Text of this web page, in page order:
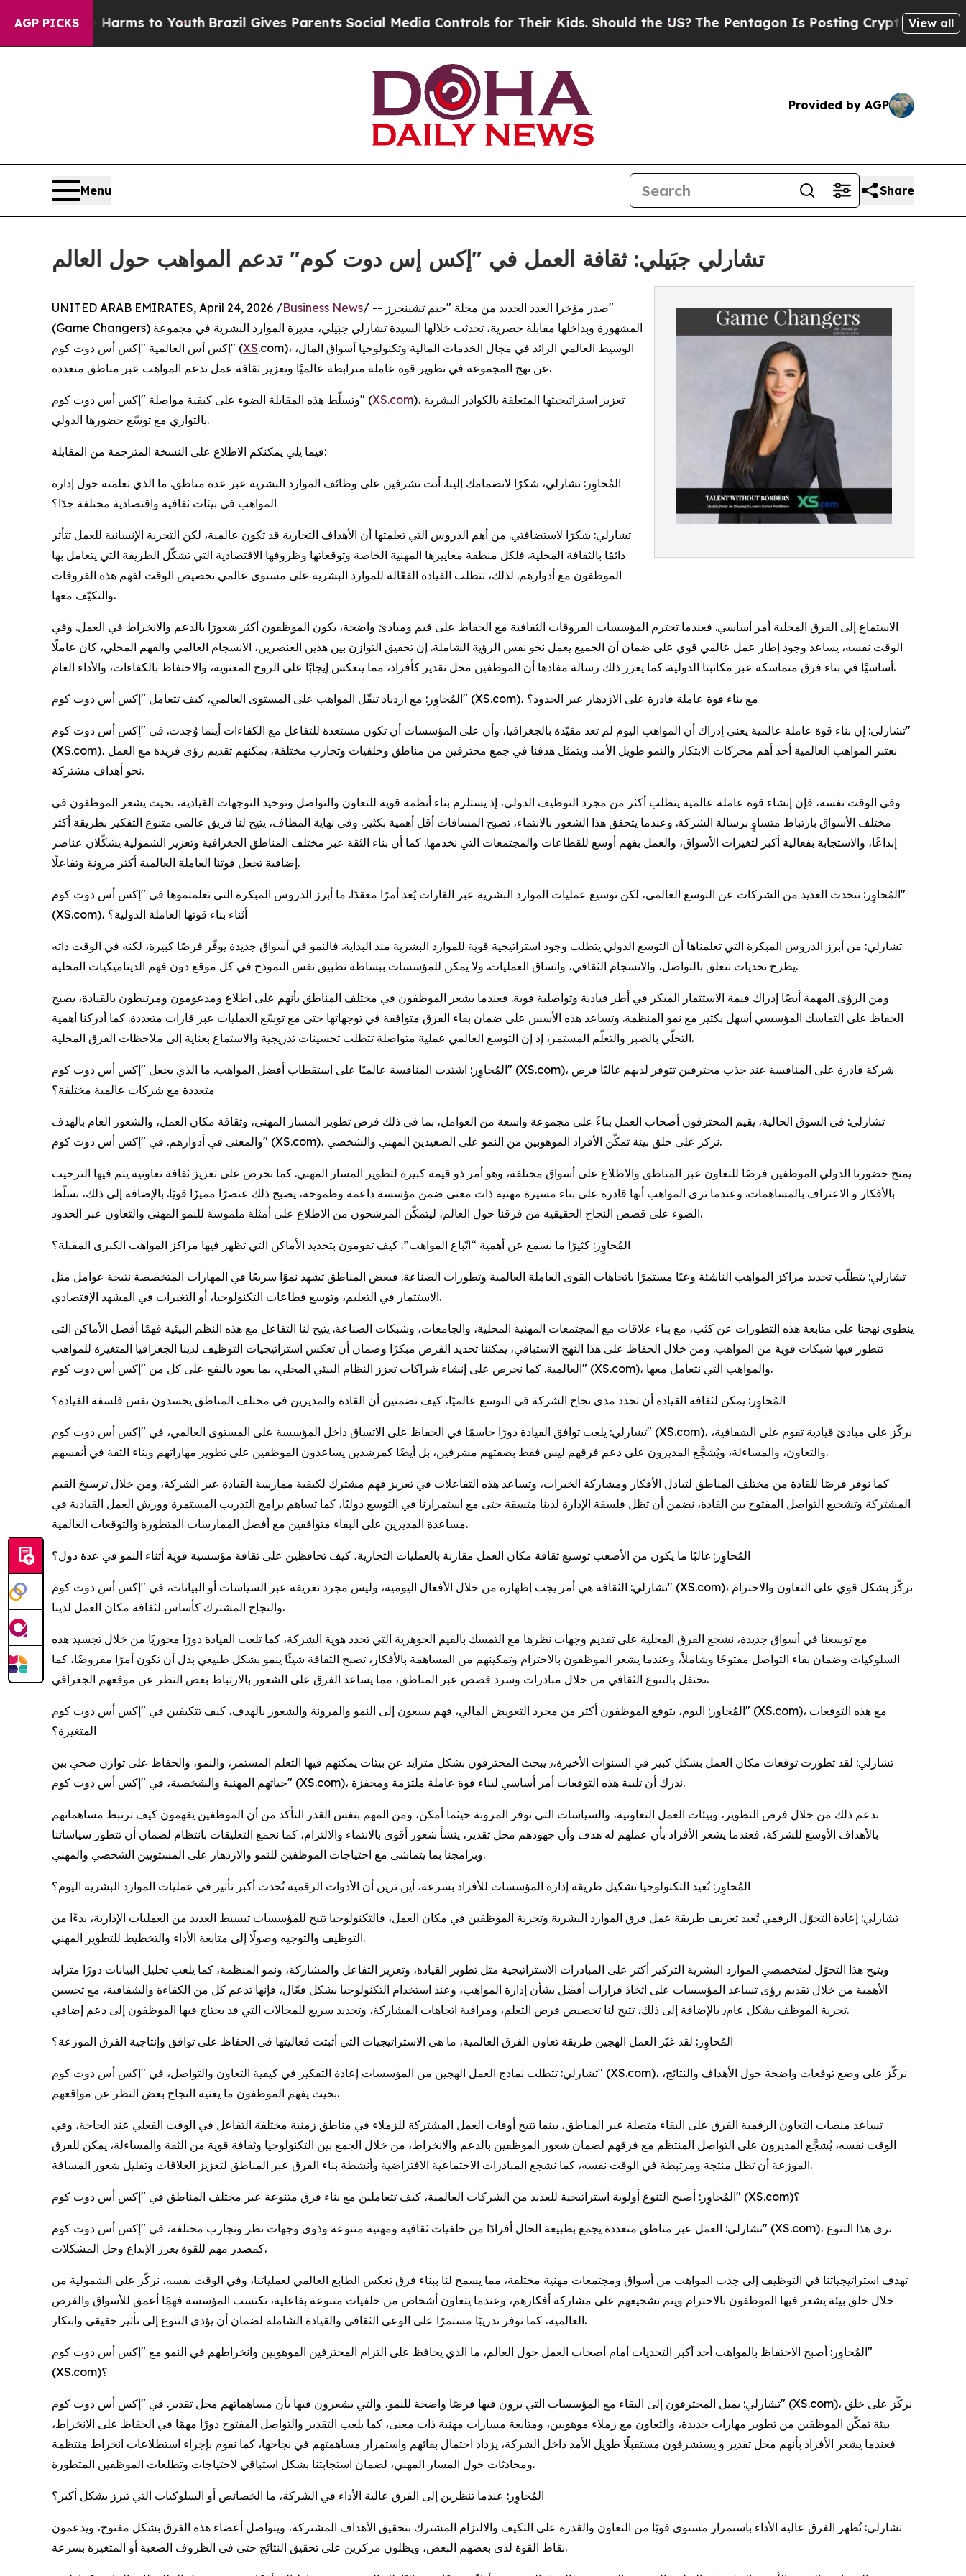
AGP PICKS
Harms to YouthBrazil Gives Parents Social Media Controls for Their Kids. Should the US?The Pentagon Is Posting Cryptic Biblical Messages on
View all
Provided by AGP
Menu Share
تشارلي جبَيلي: ثقافة العمل في "إكس إس دوت كوم" تدعم المواهب حول العالم
UNITED ARAB EMIRATES, April 24, 2026 /Business News/ -- صدر مؤخرا العدد الجديد من مجلة "جيم تشينجرز"
(Game Changers) المشهورة وبداخلها مقابلة حصرية، تحدثت خلالها السيدة تشارلي جبَيلي، مديرة الموارد البشرية في مجموعة
إكس أس العالمية "إكس أس دوت كوم" (XS.com)، الوسيط العالمي الرائد في مجال الخدمات المالية وتكنولوجيا أسواق المال،
عن نهج المجموعة في تطوير قوة عاملة مترابطة عالميًا وتعزيز ثقافة عمل تدعم المواهب عبر مناطق متعددة.
وتسلّط هذه المقابلة الضوء على كيفية مواصلة "إكس أس دوت كوم" (XS.com)، تعزيز استراتيجيتها المتعلقة بالكوادر البشرية
بالتوازي مع توسّع حضورها الدولي.
فيما يلي يمكنكم الاطلاع على النسخة المترجمة من المقابلة:
المُحاوِر: تشارلي، شكرًا لانضمامك إلينا. أنت تشرفين على وظائف الموارد البشرية عبر عدة مناطق. ما الذي تعلمته حول إدارة
المواهب في بيئات ثقافية واقتصادية مختلفة جدًا؟
تشارلي: شكرًا لاستضافتي. من أهم الدروس التي تعلمتها أن الأهداف التجارية قد تكون عالمية، لكن التجربة الإنسانية للعمل تتأثر
دائمًا بالثقافة المحلية. فلكل منطقة معاييرها المهنية الخاصة وتوقعاتها وظروفها الاقتصادية التي تشكّل الطريقة التي يتعامل بها
الموظفون مع أدوارهم. لذلك، تتطلب القيادة الفعّالة للموارد البشرية على مستوى عالمي تخصيص الوقت لفهم هذه الفروقات
والتكيّف معها.
الاستماع إلى الفرق المحلية أمر أساسي. فعندما تحترم المؤسسات الفروقات الثقافية مع الحفاظ على قيم ومبادئ واضحة، يكون الموظفون أكثر شعورًا بالدعم والانخراط في العمل. وفي
الوقت نفسه، يساعد وجود إطار عمل عالمي قوي على ضمان أن الجميع يعمل نحو نفس الرؤية الشاملة. إن تحقيق التوازن بين هذين العنصرين، الانسجام العالمي والفهم المحلي، كان عاملًا
أساسيًا في بناء فرق متماسكة عبر مكاتبنا الدولية. كما يعزز ذلك رسالة مفادها أن الموظفين محل تقدير كأفراد، مما ينعكس إيجابًا على الروح المعنوية، والاحتفاظ بالكفاءات، والأداء العام.
المُحاوِر: مع ازدياد تنقّل المواهب على المستوى العالمي، كيف تتعامل "إكس أس دوت كوم" (XS.com)، مع بناء قوة عاملة قادرة على الازدهار عبر الحدود؟
تشارلي: إن بناء قوة عاملة عالمية يعني إدراك أن المواهب اليوم لم تعد مقيّدة بالجغرافيا، وأن على المؤسسات أن تكون مستعدة للتفاعل مع الكفاءات أينما وُجدت. في "إكس أس دوت كوم"
(XS.com)، نعتبر المواهب العالمية أحد أهم محركات الابتكار والنمو طويل الأمد. ويتمثل هدفنا في جمع محترفين من مناطق وخلفيات وتجارب مختلفة، يمكنهم تقديم رؤى فريدة مع العمل
نحو أهداف مشتركة.
وفي الوقت نفسه، فإن إنشاء قوة عاملة عالمية يتطلب أكثر من مجرد التوظيف الدولي، إذ يستلزم بناء أنظمة قوية للتعاون والتواصل وتوحيد التوجهات القيادية، بحيث يشعر الموظفون في
مختلف الأسواق بارتباط متساوٍ برسالة الشركة. وعندما يتحقق هذا الشعور بالانتماء، تصبح المسافات أقل أهمية بكثير. وفي نهاية المطاف، يتيح لنا فريق عالمي متنوع التفكير بطريقة أكثر
إبداعًا، والاستجابة بفعالية أكبر لتغيرات الأسواق، والعمل بفهم أوسع للقطاعات والمجتمعات التي نخدمها. كما أن بناء الثقة عبر مختلف المناطق الجغرافية وتعزيز الشمولية يشكّلان عناصر
إضافية تجعل قوتنا العاملة العالمية أكثر مرونة وتفاعلًا.
المُحاوِر: تتحدث العديد من الشركات عن التوسع العالمي، لكن توسيع عمليات الموارد البشرية عبر القارات يُعد أمرًا معقدًا. ما أبرز الدروس المبكرة التي تعلمتموها في "إكس أس دوت كوم"
(XS.com)، أثناء بناء قوتها العاملة الدولية؟
تشارلي: من أبرز الدروس المبكرة التي تعلمناها أن التوسع الدولي يتطلب وجود استراتيجية قوية للموارد البشرية منذ البداية. فالنمو في أسواق جديدة يوفّر فرصًا كبيرة، لكنه في الوقت ذاته
يطرح تحديات تتعلق بالتواصل، والانسجام الثقافي، واتساق العمليات. ولا يمكن للمؤسسات ببساطة تطبيق نفس النموذج في كل موقع دون فهم الديناميكيات المحلية.
ومن الرؤى المهمة أيضًا إدراك قيمة الاستثمار المبكر في أطر قيادية وتواصلية قوية. فعندما يشعر الموظفون في مختلف المناطق بأنهم على اطلاع ومدعومون ومرتبطون بالقيادة، يصبح
الحفاظ على التماسك المؤسسي أسهل بكثير مع نمو المنظمة. وتساعد هذه الأسس على ضمان بقاء الفرق متوافقة في توجهاتها حتى مع توسّع العمليات عبر قارات متعددة. كما أدركنا أهمية
التحلّي بالصبر والتعلّم المستمر، إذ إن التوسع العالمي عملية متواصلة تتطلب تحسينات تدريجية والاستماع بعناية إلى ملاحظات الفرق المحلية.
المُحاوِر: اشتدت المنافسة عالميًا على استقطاب أفضل المواهب. ما الذي يجعل "إكس أس دوت كوم" (XS.com)، شركة قادرة على المنافسة عند جذب محترفين تتوفر لديهم غالبًا فرص
متعددة مع شركات عالمية مختلفة؟
تشارلي: في السوق الحالية، يقيم المحترفون أصحاب العمل بناءً على مجموعة واسعة من العوامل، بما في ذلك فرص تطوير المسار المهني، وثقافة مكان العمل، والشعور العام بالهدف
والمعنى في أدوارهم. في "إكس أس دوت كوم" (XS.com)، نركز على خلق بيئة تمكّن الأفراد الموهوبين من النمو على الصعيدين المهني والشخصي.
يمنح حضورنا الدولي الموظفين فرصًا للتعاون عبر المناطق والاطلاع على أسواق مختلفة، وهو أمر ذو قيمة كبيرة لتطوير المسار المهني. كما نحرص على تعزيز ثقافة تعاونية يتم فيها الترحيب
بالأفكار و الاعتراف بالمساهمات. وعندما ترى المواهب أنها قادرة على بناء مسيرة مهنية ذات معنى ضمن مؤسسة داعمة وطموحة، يصبح ذلك عنصرًا مميزًا قويًا. بالإضافة إلى ذلك، نسلّط
الضوء على قصص النجاح الحقيقية من فرقنا حول العالم، ليتمكّن المرشحون من الاطلاع على أمثلة ملموسة للنمو المهني والتعاون عبر الحدود.
المُحاوِر: كثيرًا ما نسمع عن أهمية “اتّباع المواهب”. كيف تقومون بتحديد الأماكن التي تظهر فيها مراكز المواهب الكبرى المقبلة؟
تشارلي: يتطلّب تحديد مراكز المواهب الناشئة وعيًا مستمرًا باتجاهات القوى العاملة العالمية وتطورات الصناعة. فبعض المناطق تشهد نموًا سريعًا في المهارات المتخصصة نتيجة عوامل مثل
الاستثمار في التعليم، وتوسع قطاعات التكنولوجيا، أو التغيرات في المشهد الإقتصادي.
ينطوي نهجنا على متابعة هذه التطورات عن كثب، مع بناء علاقات مع المجتمعات المهنية المحلية، والجامعات، وشبكات الصناعة. يتيح لنا التفاعل مع هذه النظم البيئية فهمًا أفضل الأماكن التي
تتطور فيها شبكات قوية من المواهب. ومن خلال الحفاظ على هذا النهج الاستباقي، يمكننا تحديد الفرص مبكرًا وضمان أن تعكس استراتيجيات التوظيف لدينا الجغرافيا المتغيرة للمواهب
العالمية. كما نحرص على إنشاء شراكات تعزز النظام البيئي المحلي، بما يعود بالنفع على كل من "إكس أس دوت كوم" (XS.com)، والمواهب التي نتعامل معها.
المُحاوِر: يمكن لثقافة القيادة أن تحدد مدى نجاح الشركة في التوسع عالميًا، كيف تضمنين أن القادة والمديرين في مختلف المناطق يجسدون نفس فلسفة القيادة؟
تشارلي: يلعب توافق القيادة دورًا حاسمًا في الحفاظ على الاتساق داخل المؤسسة على المستوى العالمي، في "إكس أس دوت كوم" (XS.com)، نركّز على مبادئ قيادية تقوم على الشفافية،
والتعاون، والمساءلة، ويُشجَّع المديرون على دعم فرقهم ليس فقط بصفتهم مشرفين، بل أيضًا كمرشدين يساعدون الموظفين على تطوير مهاراتهم وبناء الثقة في أنفسهم.
كما نوفر فرصًا للقادة من مختلف المناطق لتبادل الأفكار ومشاركة الخبرات، وتساعد هذه التفاعلات في تعزيز فهم مشترك لكيفية ممارسة القيادة عبر الشركة، ومن خلال ترسيخ القيم
المشتركة وتشجيع التواصل المفتوح بين القادة، نضمن أن تظل فلسفة الإدارة لدينا متسقة حتى مع استمرارنا في التوسع دوليًا، كما تساهم برامج التدريب المستمرة وورش العمل القيادية في
مساعدة المديرين على البقاء متوافقين مع أفضل الممارسات المتطورة والتوقعات العالمية.
المُحاوِر: غالبًا ما يكون من الأصعب توسيع ثقافة مكان العمل مقارنة بالعمليات التجارية، كيف تحافظين على ثقافة مؤسسية قوية أثناء النمو في عدة دول؟
تشارلي: الثقافة هي أمر يجب إظهاره من خلال الأفعال اليومية، وليس مجرد تعريفه عبر السياسات أو البيانات، في "إكس أس دوت كوم" (XS.com)، نركّز بشكل قوي على التعاون والاحترام
والنجاح المشترك كأساس لثقافة مكان العمل لدينا.
مع توسعنا في أسواق جديدة، نشجع الفرق المحلية على تقديم وجهات نظرها مع التمسك بالقيم الجوهرية التي تحدد هوية الشركة، كما تلعب القيادة دورًا محوريًا من خلال تجسيد هذه
السلوكيات وضمان بقاء التواصل مفتوحًا وشاملاً، وعندما يشعر الموظفون بالاحترام وتمكينهم من المساهمة بالأفكار، تصبح الثقافة شيئًا ينمو بشكل طبيعي بدل أن تكون أمرًا مفروضًا، كما
نحتفل بالتنوع الثقافي من خلال مبادرات وسرد قصص عبر المناطق، مما يساعد الفرق على الشعور بالارتباط بغض النظر عن موقعهم الجغرافي.
المُحاوِر: اليوم، يتوقع الموظفون أكثر من مجرد التعويض المالي، فهم يسعون إلى النمو والمرونة والشعور بالهدف، كيف تتكيفين في "إكس أس دوت كوم" (XS.com)، مع هذه التوقعات
المتغيرة؟
تشارلي: لقد تطورت توقعات مكان العمل بشكل كبير في السنوات الأخيرة،٫ يبحث المحترفون بشكل متزايد عن بيئات يمكنهم فيها التعلم المستمر، والنمو، والحفاظ على توازن صحي بين
حياتهم المهنية والشخصية، في "إكس أس دوت كوم" (XS.com)، ندرك أن تلبية هذه التوقعات أمر أساسي لبناء قوة عاملة ملتزمة ومحفزة.
ندعم ذلك من خلال فرص التطوير، وبيئات العمل التعاونية، والسياسات التي توفر المرونة حيثما أمكن، ومن المهم بنفس القدر التأكد من أن الموظفين يفهمون كيف ترتبط مساهماتهم
بالأهداف الأوسع للشركة، فعندما يشعر الأفراد بأن عملهم له هدف وأن جهودهم محل تقدير، ينشأ شعور أقوى بالانتماء والالتزام، كما نجمع التعليقات بانتظام لضمان أن تتطور سياساتنا
وبرامجنا بما يتماشى مع احتياجات الموظفين للنمو والازدهار على المستويين الشخصي والمهني.
المُحاوِر: تُعيد التكنولوجيا تشكيل طريقة إدارة المؤسسات للأفراد بسرعة، أين ترين أن الأدوات الرقمية تُحدث أكبر تأثير في عمليات الموارد البشرية اليوم؟
تشارلي: إعادة التحوّل الرقمي تُعيد تعريف طريقة عمل فرق الموارد البشرية وتجربة الموظفين في مكان العمل، فالتكنولوجيا تتيح للمؤسسات تبسيط العديد من العمليات الإدارية، بدءًا من
التوظيف والتوجيه وصولًا إلى متابعة الأداء والتخطيط للتطوير المهني.
ويتيح هذا التحوّل لمتخصصي الموارد البشرية التركيز أكثر على المبادرات الاستراتيجية مثل تطوير القيادة، وتعزيز التفاعل والمشاركة، ونمو المنظمة، كما يلعب تحليل البيانات دورًا متزايد
الأهمية من خلال تقديم رؤى تساعد المؤسسات على اتخاذ قرارات أفضل بشأن إدارة المواهب، وعند استخدام التكنولوجيا بشكل فعّال، فإنها تدعم كل من الكفاءة والشفافية، مع تحسين
تجربة الموظف بشكل عام٫ بالإضافة إلى ذلك، تتيح لنا تخصيص فرص التعلم، ومراقبة اتجاهات المشاركة، وتحديد سريع للمجالات التي قد يحتاج فيها الموظفون إلى دعم إضافي.
المُحاوِر: لقد غيّر العمل الهجين طريقة تعاون الفرق العالمية، ما هي الاستراتيجيات التي أثبتت فعاليتها في الحفاظ على توافق وإنتاجية الفرق الموزعة؟
تشارلي: تتطلب نماذج العمل الهجين من المؤسسات إعادة التفكير في كيفية التعاون والتواصل، في "إكس أس دوت كوم" (XS.com)، نركّز على وضع توقعات واضحة حول الأهداف والنتائج،
بحيث يفهم الموظفون ما يعنيه النجاح بغض النظر عن مواقعهم.
تساعد منصات التعاون الرقمية الفرق على البقاء متصلة عبر المناطق، بينما تتيح أوقات العمل المشتركة للزملاء في مناطق زمنية مختلفة التفاعل في الوقت الفعلي عند الحاجة، وفي
الوقت نفسه، يُشجَّع المديرون على التواصل المنتظم مع فرقهم لضمان شعور الموظفين بالدعم والانخراط، من خلال الجمع بين التكنولوجيا وثقافة قوية من الثقة والمساءلة، يمكن للفرق
الموزعة أن تظل منتجة ومرتبطة في الوقت نفسه، كما نشجع المبادرات الاجتماعية الافتراضية وأنشطة بناء الفرق عبر المناطق لتعزيز العلاقات وتقليل شعور المسافة.
المُحاوِر: أصبح التنوع أولوية استراتيجية للعديد من الشركات العالمية، كيف تتعاملين مع بناء فرق متنوعة عبر مختلف المناطق في "إكس أس دوت كوم" (XS.com)؟
تشارلي: العمل عبر مناطق متعددة يجمع بطبيعة الحال أفرادًا من خلفيات ثقافية ومهنية متنوعة وذوي وجهات نظر وتجارب مختلفة، في "إكس أس دوت كوم" (XS.com)، نرى هذا التنوع
كمصدر مهم للقوة يعزز الإبداع وحل المشكلات.
تهدف استراتيجياتنا في التوظيف إلى جذب المواهب من أسواق ومجتمعات مهنية مختلفة، مما يسمح لنا ببناء فرق تعكس الطابع العالمي لعملياتنا، وفي الوقت نفسه، نركّز على الشمولية من
خلال خلق بيئة يشعر فيها الموظفون بالاحترام ويتم تشجيعهم على مشاركة أفكارهم، وعندما يتعاون أشخاص من خلفيات متنوعة بفاعلية، تكتسب المؤسسة فهمًا أعمق للأسواق والفرص
العالمية، كما نوفر تدريبًا مستمرًا على الوعي الثقافي والقيادة الشاملة لضمان أن يؤدي التنوع إلى تأثير حقيقي وابتكار.
المُحاوِر: أصبح الاحتفاظ بالمواهب أحد أكبر التحديات أمام أصحاب العمل حول العالم، ما الذي يحافظ على التزام المحترفين الموهوبين وانخراطهم في النمو مع "إكس أس دوت كوم"
(XS.com)؟
تشارلي: يميل المحترفون إلى البقاء مع المؤسسات التي يرون فيها فرصًا واضحة للنمو، والتي يشعرون فيها بأن مساهماتهم محل تقدير. في "إكس أس دوت كوم" (XS.com)، نركّز على خلق
بيئة تمكّن الموظفين من تطوير مهارات جديدة، والتعاون مع زملاء موهوبين، ومتابعة مسارات مهنية ذات معنى، كما يلعب التقدير والتواصل المفتوح دورًا مهمًا في الحفاظ على الانخراط،
فعندما يشعر الأفراد بأنهم محل تقدير و يستشرفون مستقبلًا طويل الأمد داخل الشركة، يزداد احتمال بقائهم واستمرار مساهمتهم في نجاحها، كما نقوم بإجراء استطلاعات انخراط منتظمة
ومحادثات حول المسار المهني، لضمان استجابتنا بشكل استباقي لاحتياجات وتطلعات الموظفين المتطورة.
المُحاوِر: عندما تنظرين إلى الفرق عالية الأداء في الشركة، ما الخصائص أو السلوكيات التي تبرز بشكل أكبر؟
تشارلي: تُظهر الفرق عالية الأداء باستمرار مستوى قويًا من التعاون والقدرة على التكيف والالتزام المشترك بتحقيق الأهداف المشتركة، ويتواصل أعضاء هذه الفرق بشكل مفتوح، ويدعمون
نقاط القوة لدى بعضهم البعض، ويظلون مركزين على تحقيق النتائج حتى في الظروف الصعبة أو المتغيرة بسرعة.